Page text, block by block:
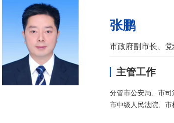
张鹏
市政府副市长、
主管工作
分管市公安局、市
市中级人民法院、市